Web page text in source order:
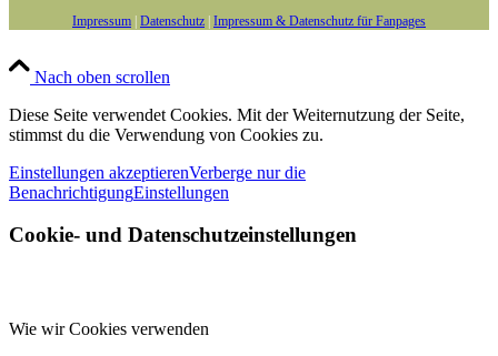
Impressum | Datenschutz | Impressum & Datenschutz für Fanpages
Nach oben scrollen
Diese Seite verwendet Cookies. Mit der Weiternutzung der Seite,
stimmst du die Verwendung von Cookies zu.
Einstellungen akzeptierenVerberge nur die
BenachrichtigungEinstellungen
Cookie- und Datenschutzeinstellungen
Wie wir Cookies verwenden